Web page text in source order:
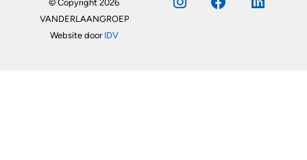
© Copyright 2026
VANDERLAANGROEP
Website door IDV